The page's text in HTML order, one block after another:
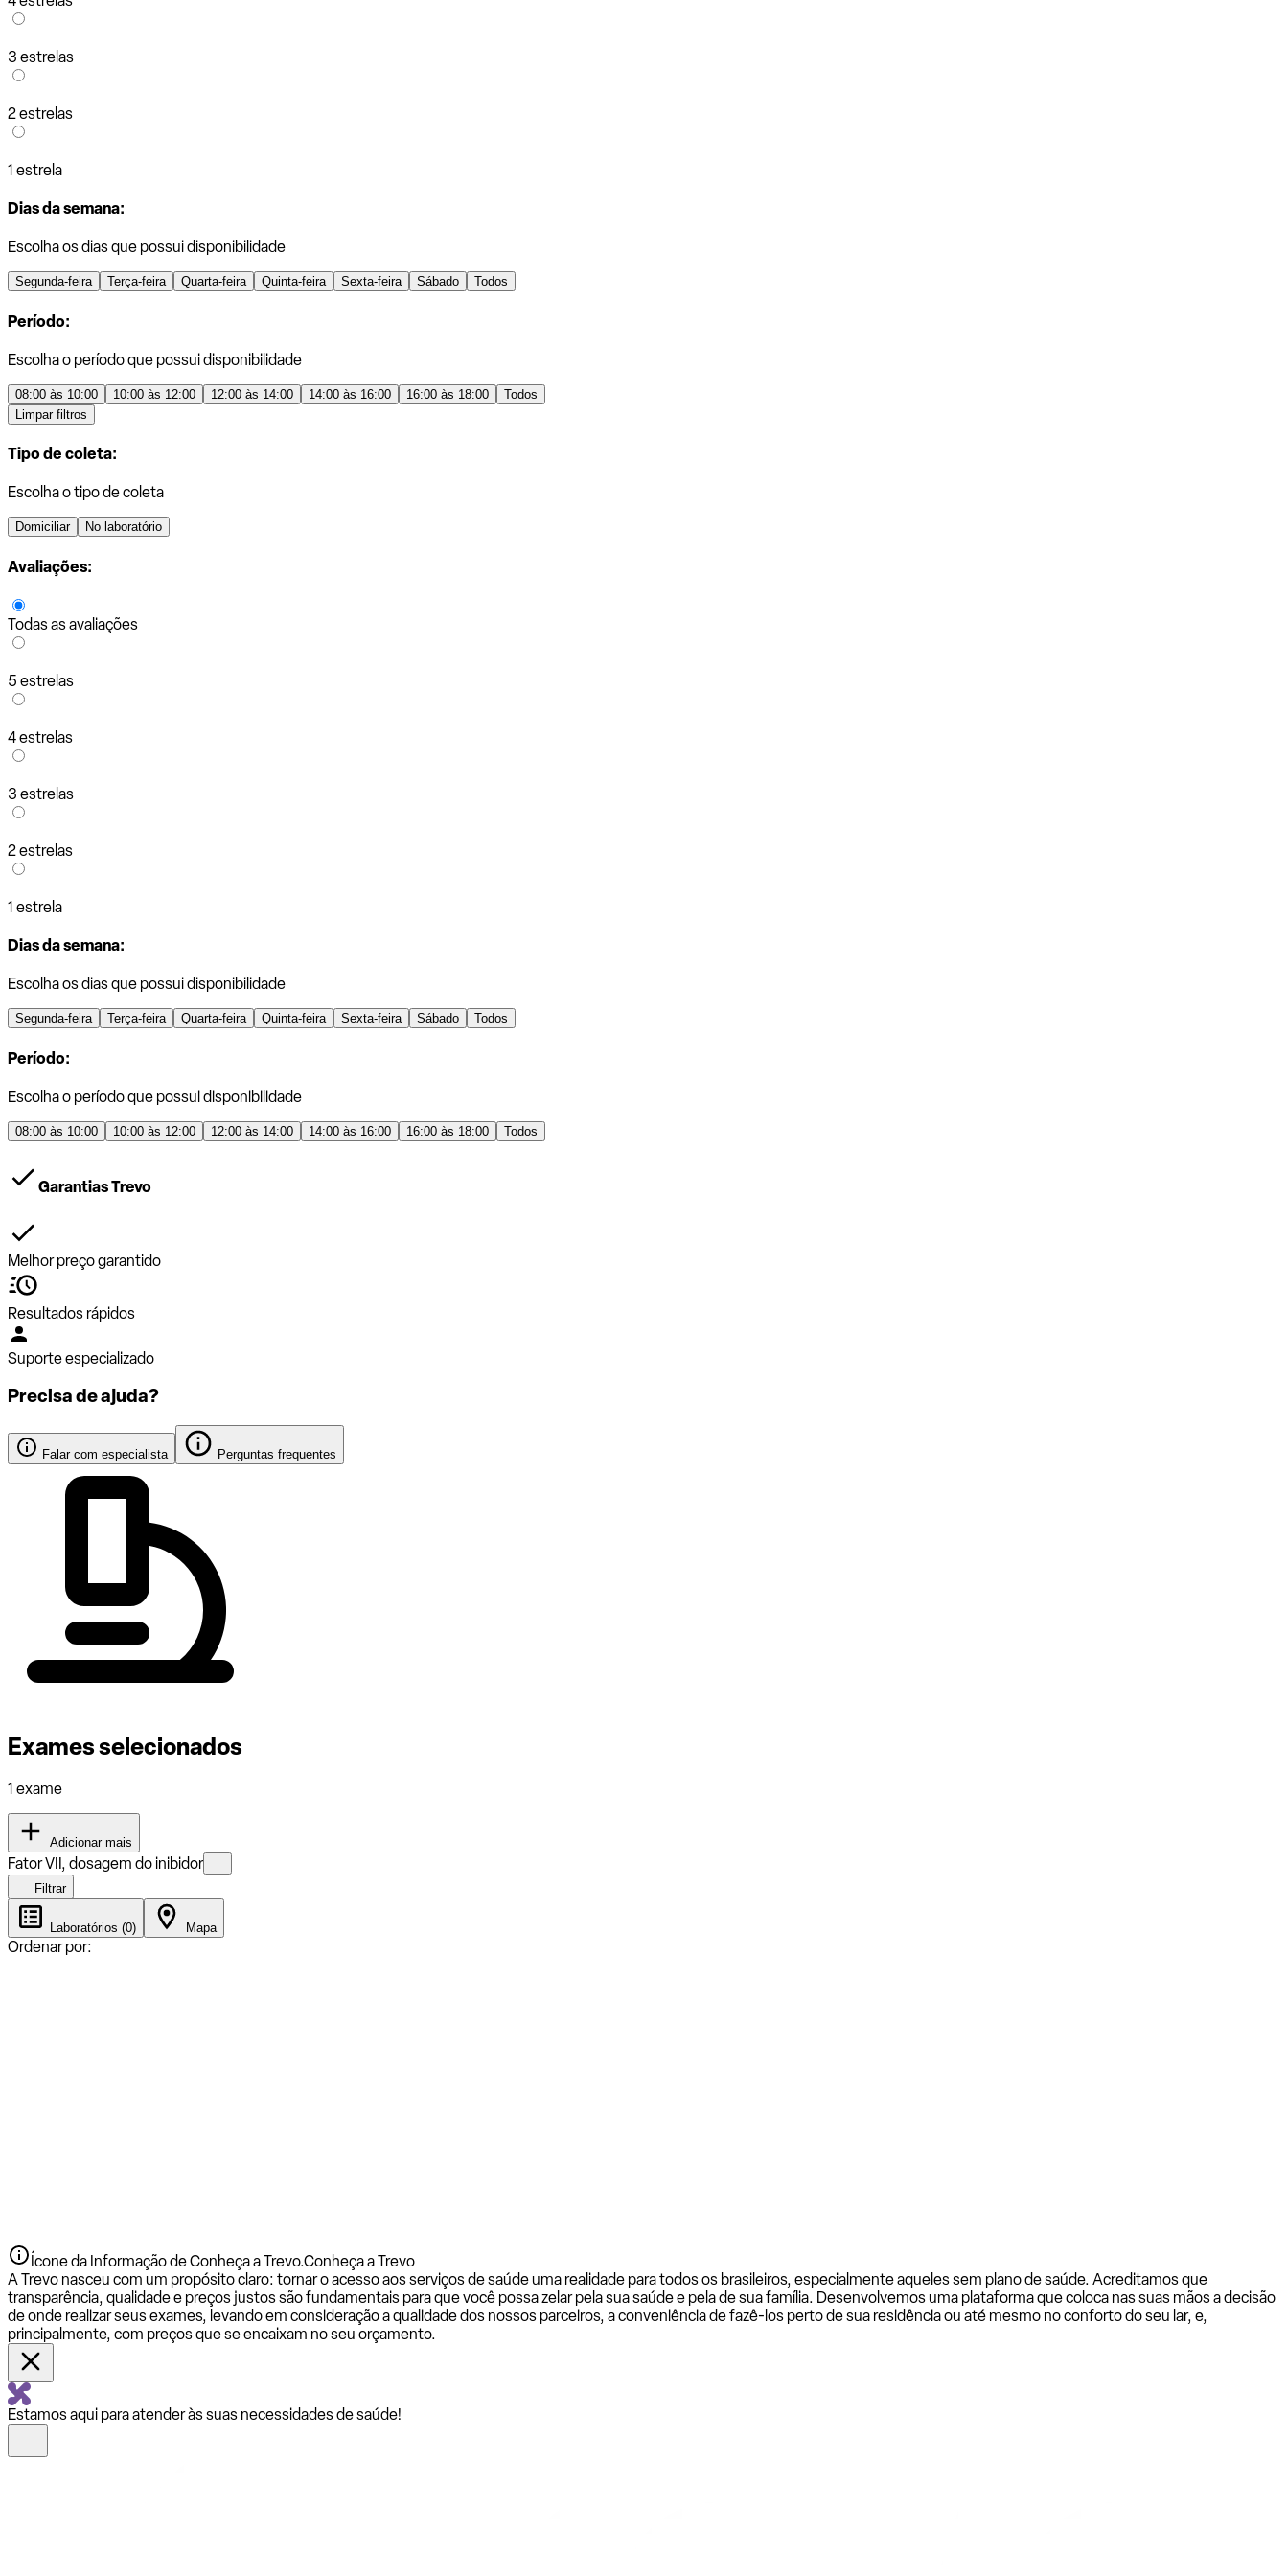
3 estrelas
2 estrelas
1 estrela
Dias da semana:
Escolha os dias que possui disponibilidade
Segunda-feira Terça-feira Quarta-feira Quinta-feira Sexta-feira Sábado Todos
Período:
Escolha o período que possui disponibilidade
08:00 às 10:00 10:00 às 12:00 12:00 às 14:00 14:00 às 16:00 16:00 às 18:00
Todos
Limpar filtros
Tipo de coleta:
Escolha o tipo de coleta
Domiciliar No laboratório
Avaliações:
Todas as avaliações
5 estrelas
4 estrelas
3 estrelas
2 estrelas
1 estrela
Dias da semana:
Escolha os dias que possui disponibilidade
Segunda-feira Terça-feira Quarta-feira Quinta-feira Sexta-feira Sábado Todos
Período:
Escolha o período que possui disponibilidade
08:00 às 10:00 10:00 às 12:00 12:00 às 14:00 14:00 às 16:00 16:00 às 18:00 Todos
Garantias Trevo
Melhor preço garantido
Resultados rápidos
Suporte especializado
Precisa de ajuda?
Falar com especialista Perguntas frequentes
Exames selecionados
1 exame
Adicionar mais
Fator VII, dosagem do inibidor
Filtrar
Laboratórios (0) Mapa
Ordenar por:
Ícone da Informação de Conheça a Trevo.Conheça a Trevo
A Trevo nasceu com um propósito claro: tornar o acesso aos serviços de saúde uma realidade para todos os brasileiros, especialmente aqueles sem plano de saúde. Acreditamos que
transparência, qualidade e preços justos são fundamentais para que você possa zelar pela sua saúde e pela de sua família. Desenvolvemos uma plataforma que coloca nas suas mãos a decisão
de onde realizar seus exames, levando em consideração a qualidade dos nossos parceiros, a conveniência de fazê-los perto de sua residência ou até mesmo no conforto do seu lar, e,
principalmente, com preços que se encaixam no seu orçamento.
Estamos aqui para atender às suas necessidades de saúde!